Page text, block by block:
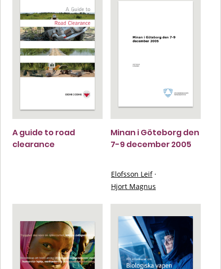
A guide to road
clearance
Minan i Göteborg den
7-9 december 2005
Elofsson Leif ·
Hjort Magnus